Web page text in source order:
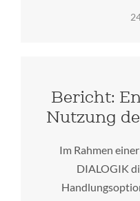
Bericht:
Nutzung
Im Rahmen
DIALOGIK